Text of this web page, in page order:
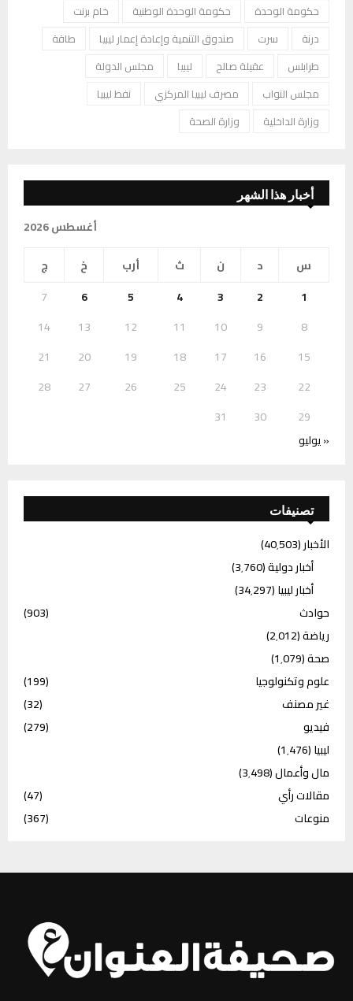
حكومة الوحدة
حكومة الوحدة الوطنية
خام برنت
درنة
سرت صندوق التنمية وإعادة إعمار ليبيا
طاقة
طرابلس
عقيلة صالح ليبيا
مجلس الدولة
مجلس النواب
مصرف ليبيا المركزي
نفط ليبيا
وزارة الداخلية
وزارة الصحة
أخبار هذا الشهر
أغسطس 2026
س
د ن ث أرب خ
ج
1
2
3
4
5
6
7
8
9
10
11
12
13
14
15
16
17
18
19
20
21
22
23
24
25
26
27
28
29
30
31
« يوليو
تصنيفات
الأخبار(40٬503)
أخبار دولية(3٬760)
أخبار ليبيا(34٬297)
حوادث
(903)
رياضة(2٬012)
صحة(1٬079)
علوم وتكنولوجيا
(199)
غير مصنف
(32)
فيديو
(279)
ليبيا(1٬476)
مال وأعمال(3٬498)
مقالات رأي
(47)
منوعات
(367)